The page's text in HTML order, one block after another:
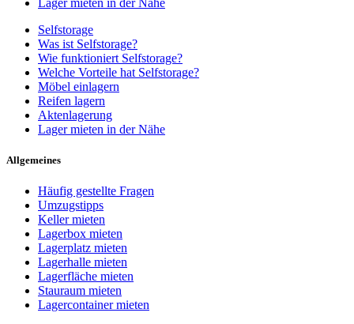
Selfstorage
Was ist Selfstorage?
Wie funktioniert Selfstorage?
Welche Vorteile hat Selfstorage?
Möbel einlagern
Reifen lagern
Aktenlagerung
Lager mieten in der Nähe
Allgemeines
Häufig gestellte Fragen
Umzugstipps
Keller mieten
Lagerbox mieten
Lagerplatz mieten
Lagerhalle mieten
Lagerfläche mieten
Stauraum mieten
Lagercontainer mieten